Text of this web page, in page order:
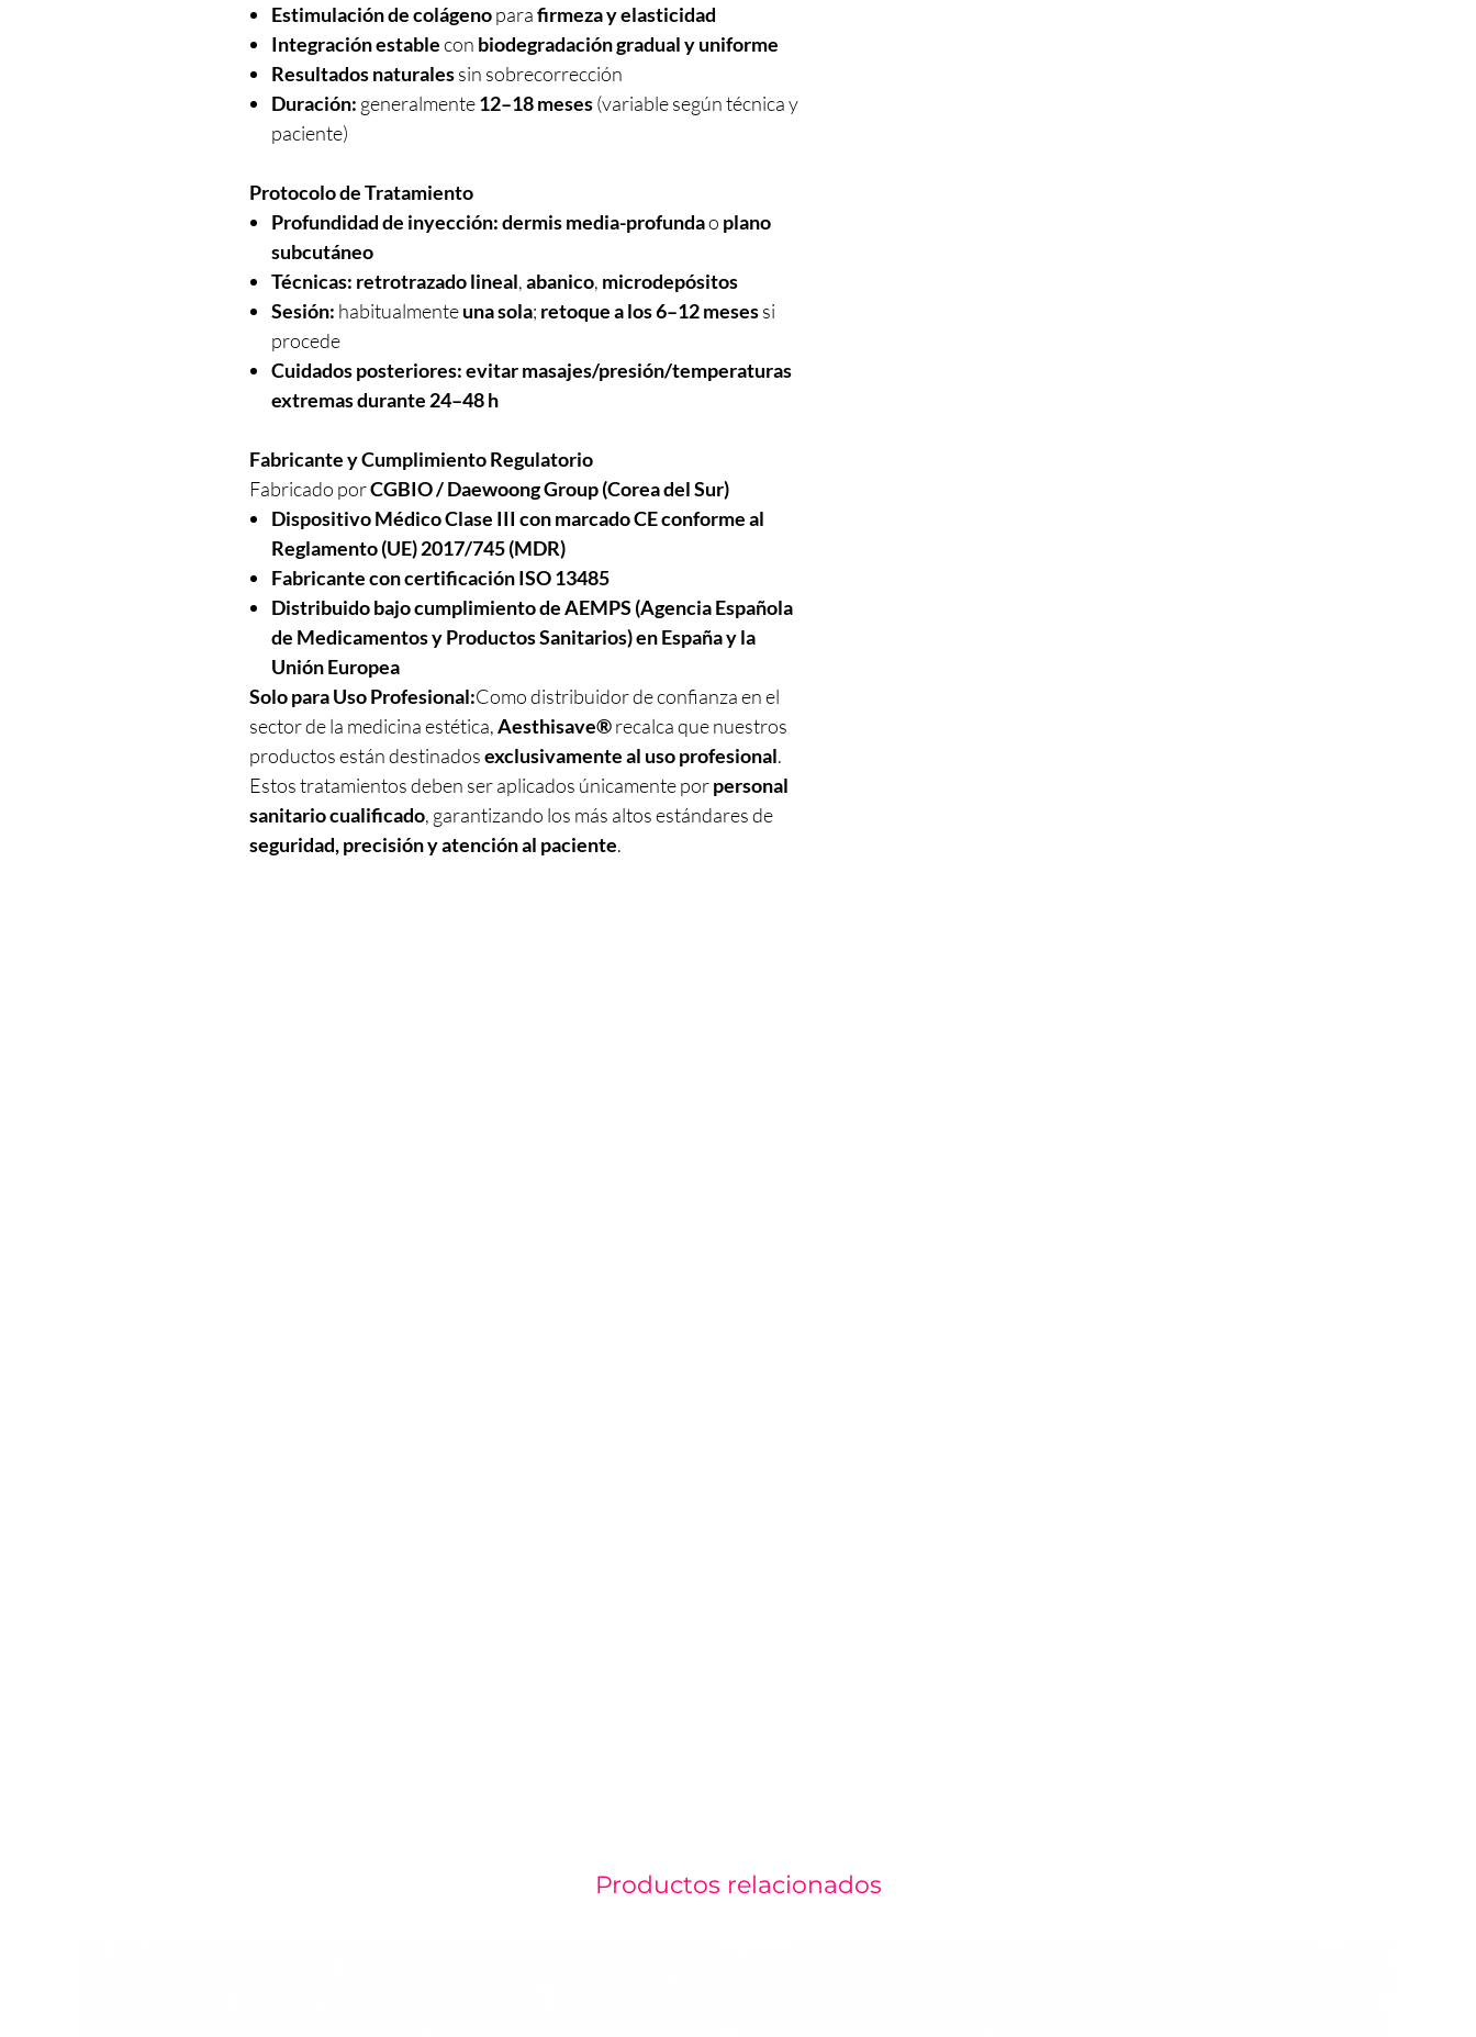
Estimulación de colágenoparafirmeza y elasticidad
Integración establecon biodegradación gradual y uniforme
Resultados naturalessin sobrecorrección
Duración: generalmente12–18 meses(variable según técnica y
paciente)
Protocolo de Tratamiento
Profundidad de inyección:dermis media-profundao plano
subcutáneo
Técnicas: retrotrazado lineal,abanico, microdepósitos
Sesión: habitualmenteuna sola; retoque a los 6–12 mesessi
procede
Cuidados posteriores:evitar masajes/presión/temperaturas
extremas durante 24–48 h
Fabricante y Cumplimiento Regulatorio
Fabricado porCGBIO / Daewoong Group (Corea del Sur)
Dispositivo Médico Clase III con marcado CE conforme al
Reglamento (UE) 2017/745 (MDR)
Fabricante con certificación ISO 13485
Distribuido bajo cumplimiento de AEMPS (Agencia Española
de Medicamentos y Productos Sanitarios) en España y la
Unión Europea
Solo para Uso Profesional:Como distribuidor de confianza en el
sector de la medicina estética,Aesthisave®recalca que nuestros
productos están destinadosexclusivamente al uso profesional.
Estos tratamientos deben ser aplicados únicamente porpersonal
sanitario cualificado, garantizando los más altos estándares de
seguridad, precisión y atención al paciente.
Productos relacionados